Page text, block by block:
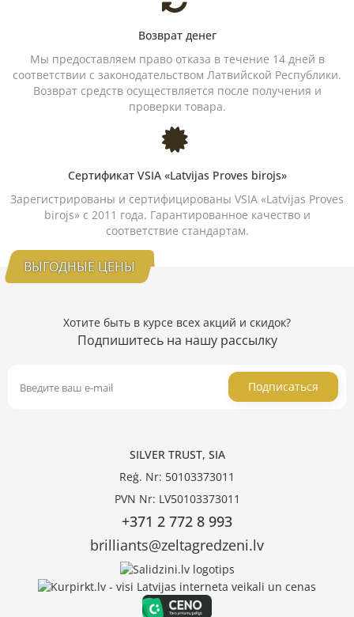
Возврат денег
Мы предоставляем право отказа в течение 14 дней в
соответствии с законодательством Латвийской Республики.
Возврат средств осуществляется после получения и
проверки товара.
Сертификат VSIA «Latvijas Proves birojs»
Зарегистрированы и сертифицированы VSIA «Latvijas Proves
birojs» с 2011 года. Гарантированное качество и
соответствие стандартам.
ВЫГОДНЫЕ ЦЕНЫ
Хотите быть в курсе всех акций и скидок?
Подпишитесь на нашу рассылку
Подписаться
SILVER TRUST, SIA
Reģ. Nr: 50103373011
PVN Nr: LV50103373011
+371 2 772 8 993
brilliants@zeltagredzeni.lv